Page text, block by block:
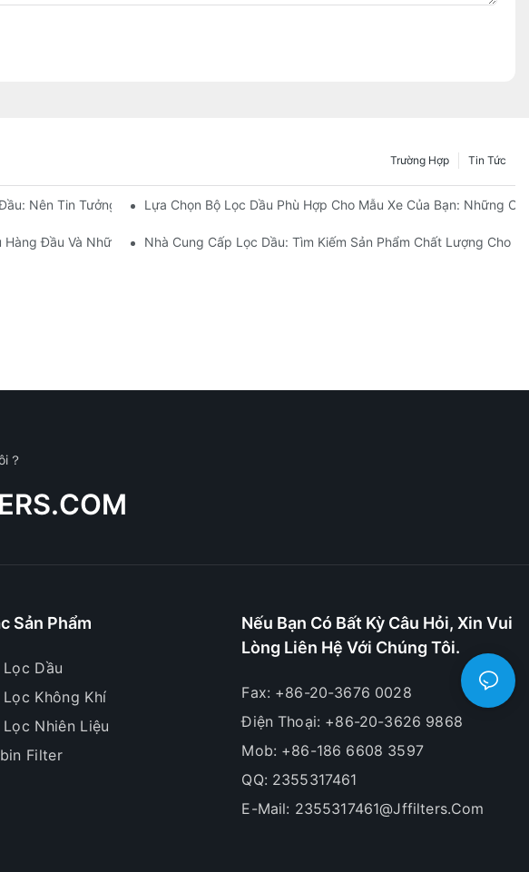
Tin Tức
Trường Hợp
Nên Tin Tưởng Ai? Lựa Chọn Bộ Lọc Dầu Phù Hợp Cho Mẫu Xe Của Bạn: Những
Đầu Và Những Cải Tiến Của HọNhà Cung Cấp Lọc Dầu: Tìm Kiếm Sản Phẩm Chất Lượng Cho
？
Sản Phẩm
Lọc Dầu
Lọc Không Khí
Lọc Nhiên Liệu
Filter
Nếu Bạn Có Bất Kỳ Câu Hỏi, Xin Vui
Lòng Liên Hệ Với Chúng Tôi.
Fax: +86-20-3676 0028
Điện Thoại: +86-20-3626 9868
Mob: +86-186 6608 3597
QQ: 2355317461
E-Mail: 2355317461@jffilters.com